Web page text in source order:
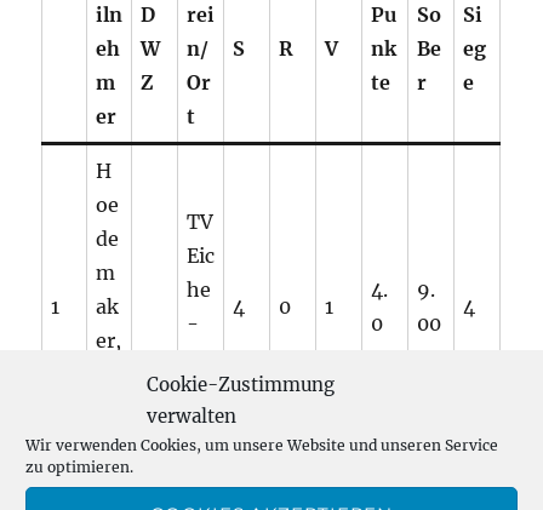
Cookie-Zustimmung
verwalten
Wir verwenden Cookies, um unsere Website und unseren Service
zu optimieren.
iln
eh
m
er
D
W
Z
rei
n/
Or
t
S R V
Pu
nk
te
So
Be
r
Si
eg
e
1
H
oe
de
m
ak
er,
er
TV
Eic
he
-
rn
4 0 1
4.
0
9.
00
4
Ya SK